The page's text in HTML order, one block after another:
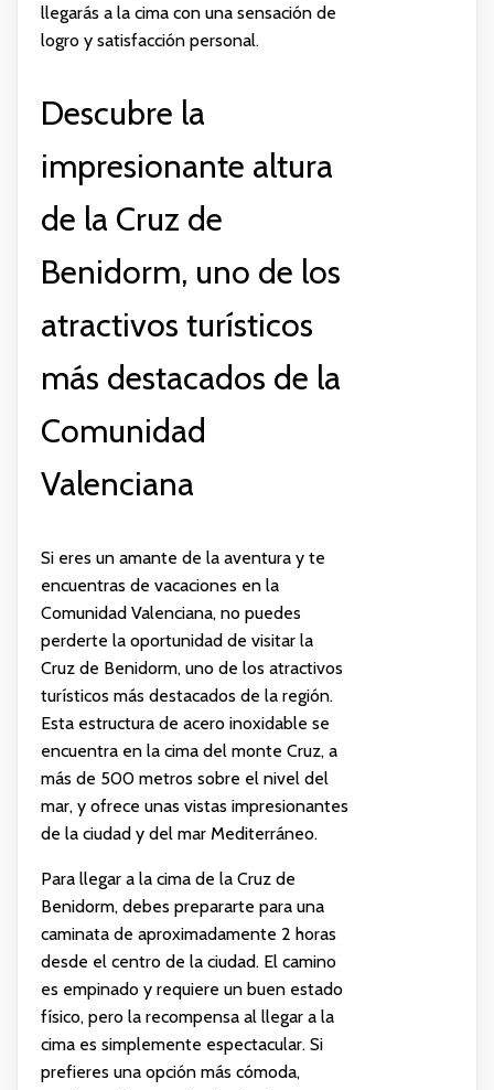
llegarás a la cima con una sensación de
logro y satisfacción personal.
Descubre la
impresionante altura
de la Cruz de
Benidorm, uno de los
atractivos turísticos
más destacados de la
Comunidad
Valenciana
Si eres un amante de la aventura y te
encuentras de vacaciones en la
Comunidad Valenciana, no puedes
perderte la oportunidad de visitar la
Cruz de Benidorm, uno de los atractivos
turísticos más destacados de la región.
Esta estructura de acero inoxidable se
encuentra en la cima del monte Cruz, a
más de 500 metros sobre el nivel del
mar, y ofrece unas vistas impresionantes
de la ciudad y del mar Mediterráneo.
Para llegar a la cima de la Cruz de
Benidorm, debes prepararte para una
caminata de aproximadamente 2 horas
desde el centro de la ciudad. El camino
es empinado y requiere un buen estado
físico, pero la recompensa al llegar a la
cima es simplemente espectacular. Si
prefieres una opción más cómoda,